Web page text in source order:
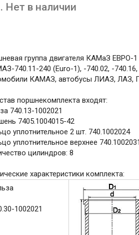
Нет в наличии
группа двигателя КАМаЗ ЕВРО-
740.11-240 (Euro-1), -740.02, -740.16,
КАМАЗ, автобусы ЛИАЗ, ЛАЗ,
поршнекомплекта входят:
740.13-1002021
7405.1004015-42
уплотнительное 2 шт. 740.1002024
уплотнительное верхнее 740.1002031
цилиндров: 8
характеристики комплекта:
1002021